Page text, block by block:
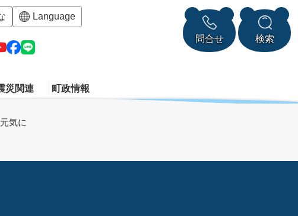
Language
問合せ 検索
災関連 町政情報
気に